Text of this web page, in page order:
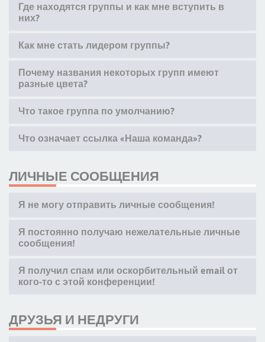
Где находятся группы и как мне вступить в
них?
Как мне стать лидером группы?
Почему названия некоторых групп имеют
разные цвета?
Что такое группа по умолчанию?
Что означает ссылка «Наша команда»?
ЛИЧНЫЕ СООБЩЕНИЯ
Я не могу отправить личные сообщения!
Я постоянно получаю нежелательные личные
сообщения!
Я получил спам или оскорбительный email от
кого-то с этой конференции!
ДРУЗЬЯ И НЕДРУГИ